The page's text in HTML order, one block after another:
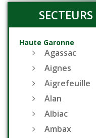
Haute Garonne
Agassac
Aignes
Aigrefeuille
Alan
Albiac
Ambax